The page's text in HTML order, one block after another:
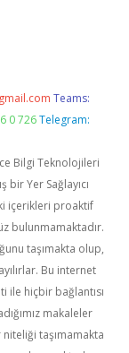
Teams:
0 726 Telegram:
Bilgi Teknolojileri
bir Yer Sağlayıcı
içerikleri proaktif
bulunmamaktadır.
taşımakta olup,
Bu internet
ile hiçbir bağlantısı
makaleler
taşımamakta